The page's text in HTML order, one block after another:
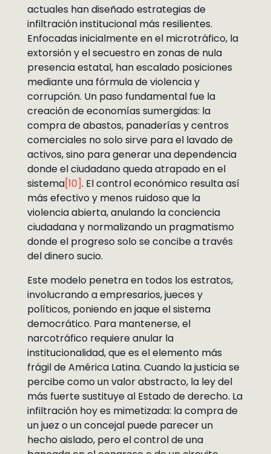
actuales han diseñado estrategias de
infiltración institucional más resilientes.
Enfocadas inicialmente en el microtráfico, la
extorsión y el secuestro en zonas de nula
presencia estatal, han escalado posiciones
mediante una fórmula de violencia y
corrupción. Un paso fundamental fue la
creación de economías sumergidas: la
compra de abastos, panaderías y centros
comerciales no solo sirve para el lavado de
activos, sino para generar una dependencia
donde el ciudadano queda atrapado en el
sistema[10]. El control económico resulta así
más efectivo y menos ruidoso que la
violencia abierta, anulando la conciencia
ciudadana y normalizando un pragmatismo
donde el progreso solo se concibe a través
del dinero sucio.
Este modelo penetra en todos los estratos,
involucrando a empresarios, jueces y
políticos, poniendo en jaque el sistema
democrático. Para mantenerse, el
narcotráfico requiere anular la
institucionalidad, que es el elemento más
frágil de América Latina. Cuando la justicia se
percibe como un valor abstracto, la ley del
más fuerte sustituye al Estado de derecho. La
infiltración hoy es mimetizada: la compra de
un juez o un concejal puede parecer un
hecho aislado, pero el control de una